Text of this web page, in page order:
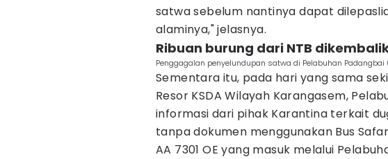
satwa sebelum nantinya dapat
alaminya," jelasnya.
Ribuan burung dari NTB
Penggagalan penyelundupan satwa di Pelabuhan
Sementara itu, pada hari yang sama
Resor KSDA Wilayah Karangasem,
informasi dari pihak Karantina terkait
tanpa dokumen menggunakan Bus
AA 7301 OE yang masuk melalui